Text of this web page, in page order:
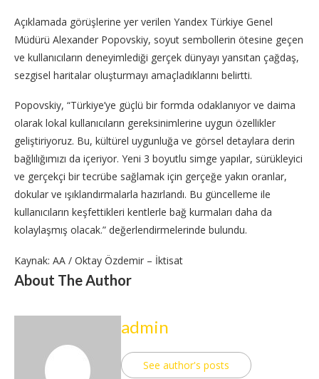
Açıklamada görüşlerine yer verilen Yandex Türkiye Genel
Müdürü Alexander Popovskiy, soyut sembollerin ötesine geçen
ve kullanıcıların deneyimlediği gerçek dünyayı yansıtan çağdaş,
sezgisel haritalar oluşturmayı amaçladıklarını belirtti.
Popovskiy, “Türkiye’ye güçlü bir formda odaklanıyor ve daima
olarak lokal kullanıcıların gereksinimlerine uygun özellikler
geliştiriyoruz. Bu, kültürel uygunluğa ve görsel detaylara derin
bağlılığımızı da içeriyor. Yeni 3 boyutlu simge yapılar, sürükleyici
ve gerçekçi bir tecrübe sağlamak için gerçeğe yakın oranlar,
dokular ve ışıklandırmalarla hazırlandı. Bu güncelleme ile
kullanıcıların keşfettikleri kentlerle bağ kurmaları daha da
kolaylaşmış olacak.” değerlendirmelerinde bulundu.
Kaynak: AA / Oktay Özdemir – İktisat
About The Author
admin
See author's posts